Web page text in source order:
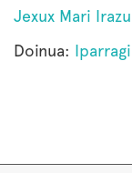
Jexux Mari
Doinua: